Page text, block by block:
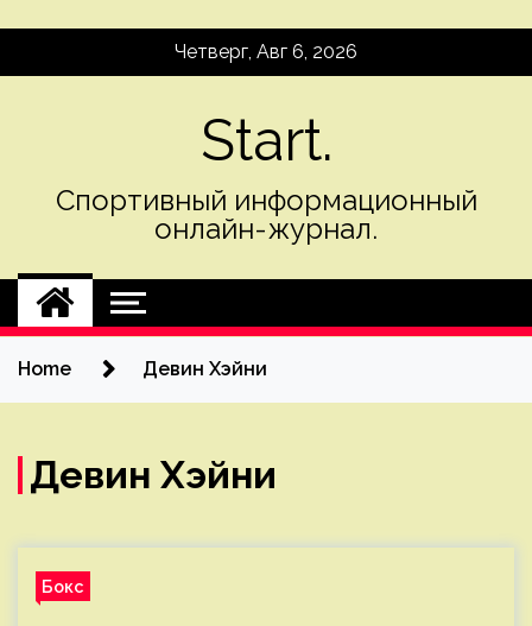
Четверг, Авг 6, 2026
Start.
Спортивный информационный
онлайн-журнал.
Home Девин Хэйни
Девин Хэйни
Бокс